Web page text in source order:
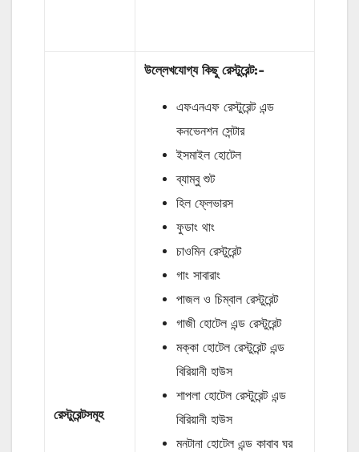
রেস্টুরেন্টসমূহ
উল্লেখযোগ্য কিছু রেস্টুরেন্ট:-
এফএনএফ রেস্টুরেন্ট এন্ড
কনভেনশন সেন্টার
ইসমাইল হোটেল
ব্যাম্বু শুট
হিল ফ্লেভারস
ফুডাং থাং
চাওমিন রেস্টুরেন্ট
গাং সাবারাং
পাজল ও চিম্বাল রেস্টুরেন্ট
গাজী হোটেল এন্ড রেস্টুরেন্ট
মক্কা হোটেল রেস্টুরেন্ট এন্ড
বিরিয়ানী হাউস
শাপলা হোটেল রেস্টুরেন্ট এন্ড
বিরিয়ানী হাউস
মনটানা হোটেল এন্ড কাবাব ঘর